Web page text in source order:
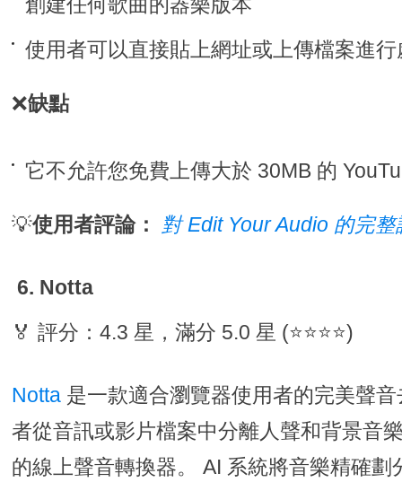
創建任何歌曲的器樂版本
使用者可以直接貼上網址或上傳檔案進行
❌缺點
它不允許您免費上傳大於 30MB 的
💡使用者評論： 對 Edit Your Audio 的完整
6. Notta
🏅 評分：4.3 星，滿分 5.0 星 (⭐⭐⭐⭐)
Notta 是一款適合瀏覽器使用者的完美聲
者從音訊或影片檔案中分離人聲和背景音
的線上聲音轉換器。 AI 系統將音樂精確